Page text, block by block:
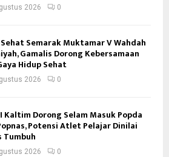
2026 0
Semarak Muktamar V Wahdah
Gamalis Dorong Kebersamaan
Hidup Sehat
2026 0
Kaltim Dorong Selam Masuk Popda
Potensi Atlet Pelajar Dinilai
Tumbuh
2026 0